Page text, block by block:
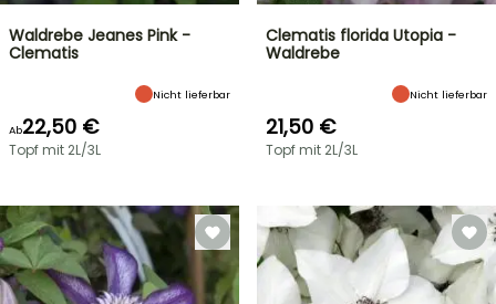
Waldrebe Jeanes Pink -
Clematis
Nicht lieferbar
Ab22,50 €
Topf mit 2L/3L
Clematis florida Utopia -
Waldrebe
Nicht lieferbar
21,50 €
Topf mit 2L/3L